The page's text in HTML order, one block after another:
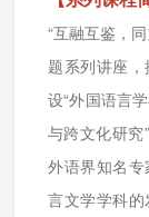
“互融互鉴，
题系列讲座
设“外国语言
与跨文化研究
外语界知名
言文学学科